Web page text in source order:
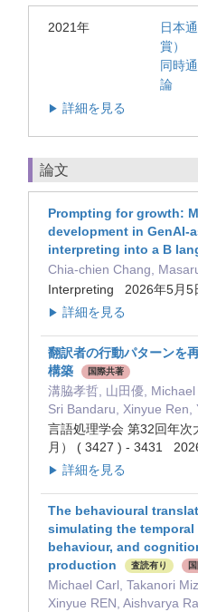
2021年
日本
賞）
同時
論
▶ 詳細を見る
論文
Prompting for growth:
development in GenAI-
interpreting into a B
Chia-chien Chang,
Interpreting 2026年5月5
▶ 詳細を見る
翻訳者の行動パターンを
構築
国際共著
溝脇孝哲, 山田優,
Sri Bandaru, Xinyue Ren,
言語処理学会 第32回年
月） ( 3427 ) - 3431
▶ 詳細を見る
The behavioural
simulating the
behaviour, and
production
査読有り
Michael Carl, Takanori
Xinyue REN, Aishvarya